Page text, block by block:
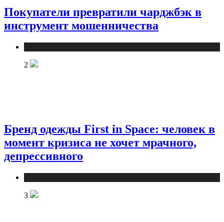
Покупатели превратили чарджбэк в
инструмент мошенничества
2
Бренд одежды First in Space: человек в
момент кризиса не хочет мрачного,
депрессивного
3